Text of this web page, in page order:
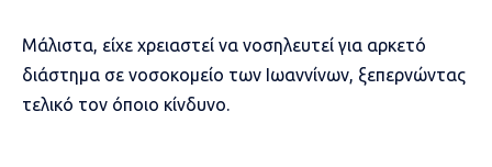
Μάλιστα, είχε χρειαστεί να νοσηλευτεί για αρκετό
διάστημα σε νοσοκομείο των Ιωαννίνων, ξεπερνώντας
τελικό τον όποιο κίνδυνο.